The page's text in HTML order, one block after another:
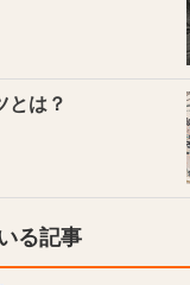
とは？
る記事